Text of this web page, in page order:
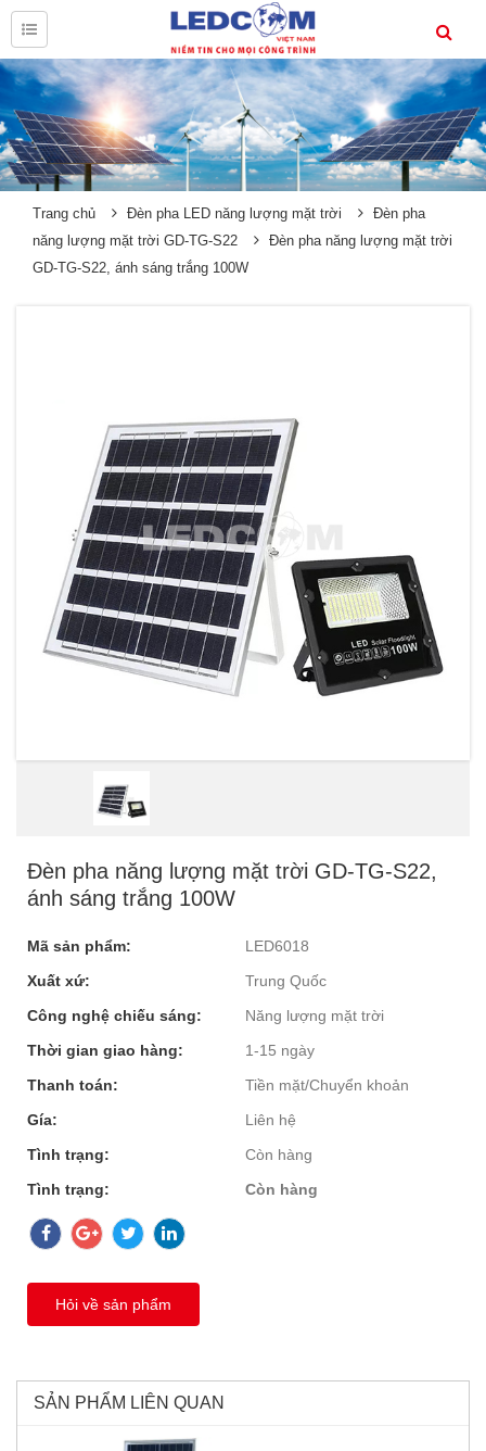
Trang chủ Đèn pha LED năng lượng mặt trời
Đèn pha
năng lượng mặt trời GD-TG-S22
Đèn pha năng lượng mặt trời
GD-TG-S22, ánh sáng trắng 100W
Đèn pha năng lượng mặt trời GD-TG-S22,
ánh sáng trắng 100W
Mã sản phẩm:
LED6018
Xuất xứ:
Trung Quốc
Công nghệ chiếu sáng:
Năng lượng mặt trời
Thời gian giao hàng:
1-15 ngày
Thanh toán:
Tiền mặt/Chuyển khoản
Gía:
Liên hệ
Tình trạng:
Còn hàng
Tình trạng:
Còn hàng
Hỏi về sản phẩm
SẢN PHẨM LIÊN QUAN